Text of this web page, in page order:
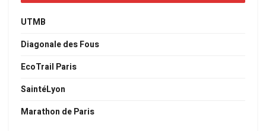
UTMB
Diagonale des Fous
EcoTrail Paris
SaintéLyon
Marathon de Paris